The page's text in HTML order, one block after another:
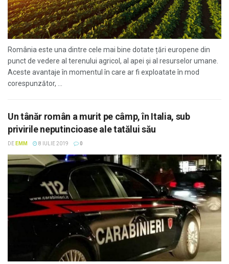
România este una dintre cele mai bine dotate țări europene din
punct de vedere al terenului agricol, al apei și al resurselor umane.
Aceste avantaje în momentul în care ar fi exploatate în mod
corespunzător, ...
Un tânăr român a murit pe câmp, în Italia, sub
privirile neputincioase ale tatălui său
DE EMM 8 IULIE 2019 0